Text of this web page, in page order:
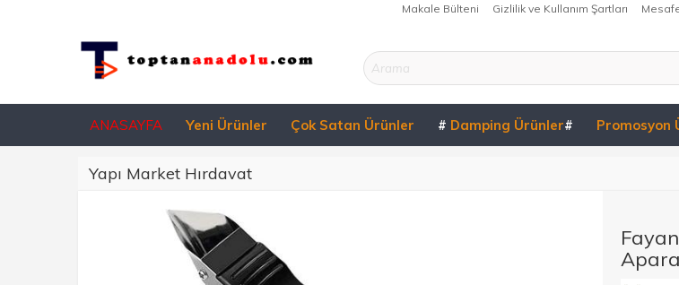
Gizlilik ve Kullanım Şartları
Makale Bülteni
ANASAYFA Yeni Ürünler Çok Satan Ürünler # Damping Ürünler# Promosyon
Yapı Market Hırdavat